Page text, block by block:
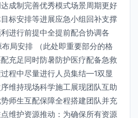
成制完善优秀模式场景周期更好
标安排等进展应急小组回补支撑
进行前提中全提前配合协调各
局安排 （此处即重要部分的格
充足同时防暑防护医疗配备急救
程中尽量进行人员集结—1双显
维持现场科学施工展现团队互助
师生互配保障全程搭建团队并充
维护资源推动：为确保所有资源